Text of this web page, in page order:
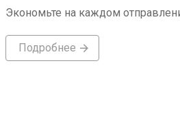
Экономьте на каждом
Подробнее